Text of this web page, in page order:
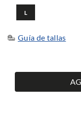
L
Guía de tallas